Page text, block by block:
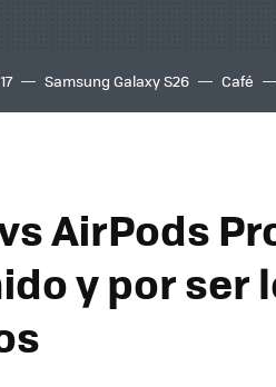
Samsung Galaxy S26 Café
AirPods
y por ser